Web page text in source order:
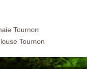
Tournon
Tournon